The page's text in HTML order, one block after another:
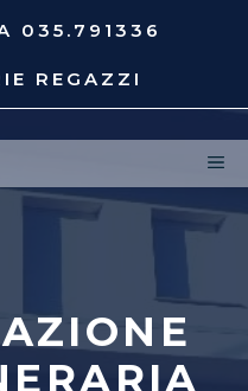
035.791336
REGAZZI